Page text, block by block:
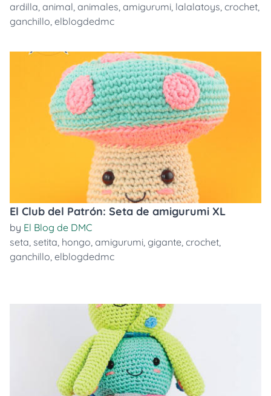
ardilla, animal, animales, amigurumi, lalalatoys, crochet,
ganchillo, elblogdedmc
El Club del Patrón: Seta de amigurumi XL
by El Blog de DMC
seta, setita, hongo, amigurumi, gigante, crochet,
ganchillo, elblogdedmc